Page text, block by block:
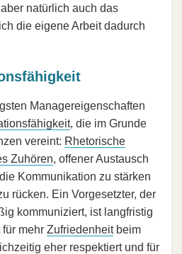
natürlich auch das
die eigene Arbeit dadurch
Managereigenschaften
, die im Grunde
vereint: Rhetorische
Zuhören, offener Austausch
Kommunikation zu stärken
rücken. Ein Vorgesetzter, der
kommuniziert, ist langfristig
mehr Zufriedenheitbeim
eher respektiert und für